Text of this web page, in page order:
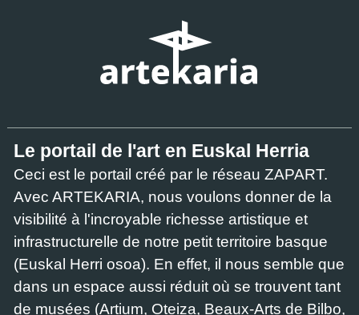
Le portail de l'art en Euskal Herria
Ceci est le portail créé par le réseau ZAPART.
Avec ARTEKARIA, nous voulons donner de la
visibilité à l'incroyable richesse artistique et
infrastructurelle de notre petit territoire basque
(Euskal Herri osoa). En effet, il nous semble que
dans un espace aussi réduit où se trouvent tant
de musées (Artium, Oteiza, Beaux-Arts de Bilbo,